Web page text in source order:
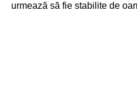
urmează să fie stabilite de